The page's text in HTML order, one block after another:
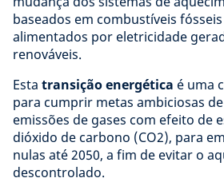
baseados em combustíveis
alimentados por eletricidade
renováveis.
Esta transição energética é uma
para cumprir metas ambiciosas
emissões de gases com efeito de
dióxido de carbono (CO2), para
nulas até 2050, a fim de evitar o
descontrolado.